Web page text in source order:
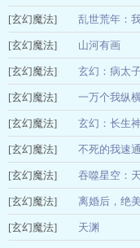
苍月夜
[玄幻魔法] 乱世荒年：
仓！
[玄幻魔法] 山河有画
墨钟书
[玄幻魔法] 玄幻：病太
天下
[玄幻魔法] 一万个我纵
正经沧月
[玄幻魔法] 玄幻：长生
道！
[玄幻魔法] 不死的我速
去码头整点儿
薯条
[玄幻魔法] 吞噬星空：
青橙乐乐水
[玄幻魔法] 离婚后，绝
爱吃红番茄
[玄幻魔法] 天渊